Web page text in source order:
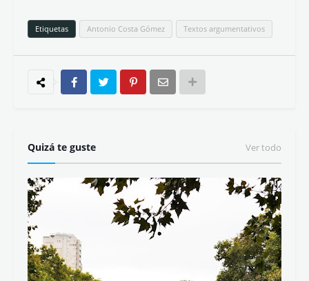
Etiquetas Antonio Costa Gómez Textos argumentativos
Quizá te guste Ver todo